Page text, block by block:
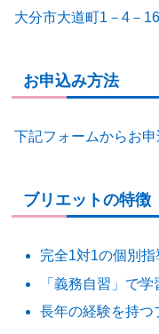
大分市大道町1－4－
お申込み方法
下記フォームからお申
ブリエットの特徴
完全1対1の個別指
「義務自習」で
長年の経験を持つ